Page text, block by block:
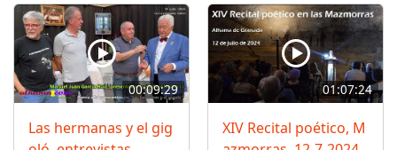
00:09:29
Las hermanas y el gig
01:07:24
XIV Recital poético, M